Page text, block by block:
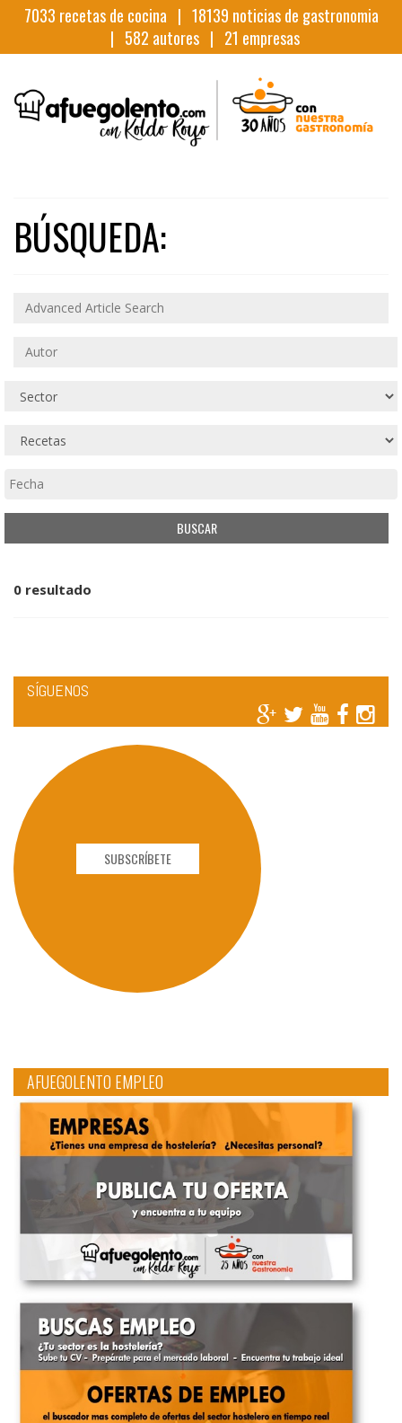
7033 recetas de cocina | 18139 noticias de gastronomia
| 582 autores | 21 empresas
BÚSQUEDA:
0 resultado
SÍGUENOS
SUBSCRÍBETE
AFUEGOLENTO EMPLEO